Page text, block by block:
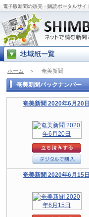
電子版新聞の販売・購読ポータルサ
ホーム ＞ 奄美新聞
奄美新聞バックナンバー
奄美新聞 2020年6月20日
奄美新聞 2020年6月15日